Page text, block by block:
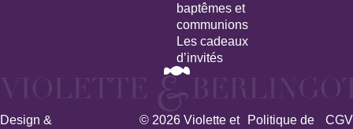
baptêmes et
communions
Les cadeaux
d’invités
Design &
© 2026 Violette et
Politique de
CGV